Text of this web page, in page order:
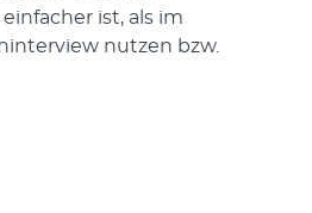
ist, als im
nutzen bzw.